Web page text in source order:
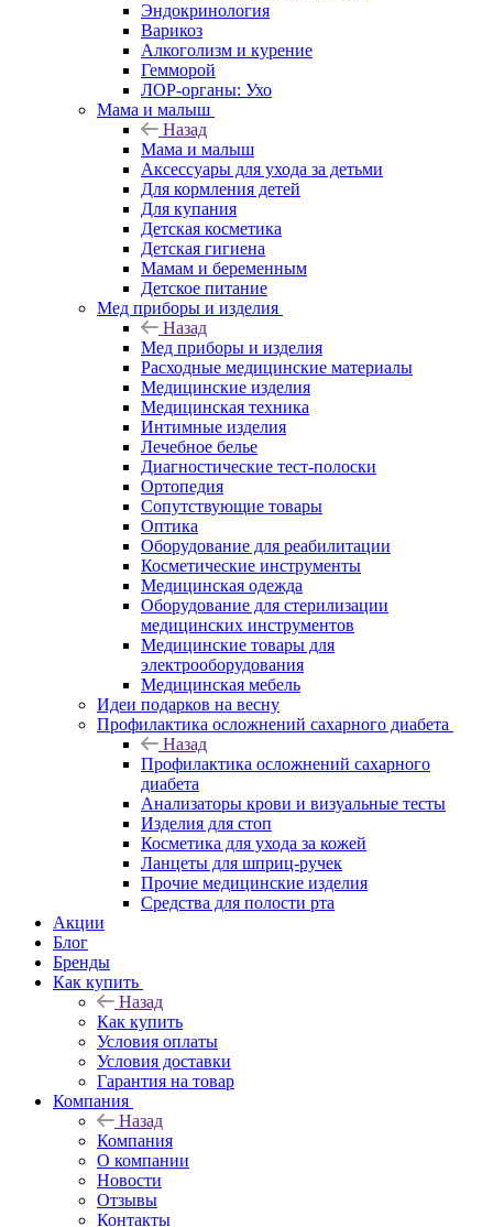
Эндокринология
Варикоз
Алкоголизм и курение
Гемморой
ЛОР-органы: Ухо
Мама и малыш
Назад
Мама и малыш
Аксессуары для ухода за детьми
Для кормления детей
Для купания
Детская косметика
Детская гигиена
Мамам и беременным
Детское питание
Мед приборы и изделия
Назад
Мед приборы и изделия
Расходные медицинские материалы
Медицинские изделия
Медицинская техника
Интимные изделия
Лечебное белье
Диагностические тест-полоски
Ортопедия
Сопутствующие товары
Оптика
Оборудование для реабилитации
Косметические инструменты
Медицинская одежда
Оборудование для стерилизации
медицинских инструментов
Медицинские товары для
электрооборудования
Медицинская мебель
Идеи подарков на весну
Профилактика осложнений сахарного диабета
Назад
Профилактика осложнений сахарного
диабета
Анализаторы крови и визуальные тесты
Изделия для стоп
Косметика для ухода за кожей
Ланцеты для шприц-ручек
Прочие медицинские изделия
Средства для полости рта
Акции
Блог
Бренды
Как купить
Назад
Как купить
Условия оплаты
Условия доставки
Гарантия на товар
Компания
Назад
Компания
О компании
Новости
Отзывы
Контакты